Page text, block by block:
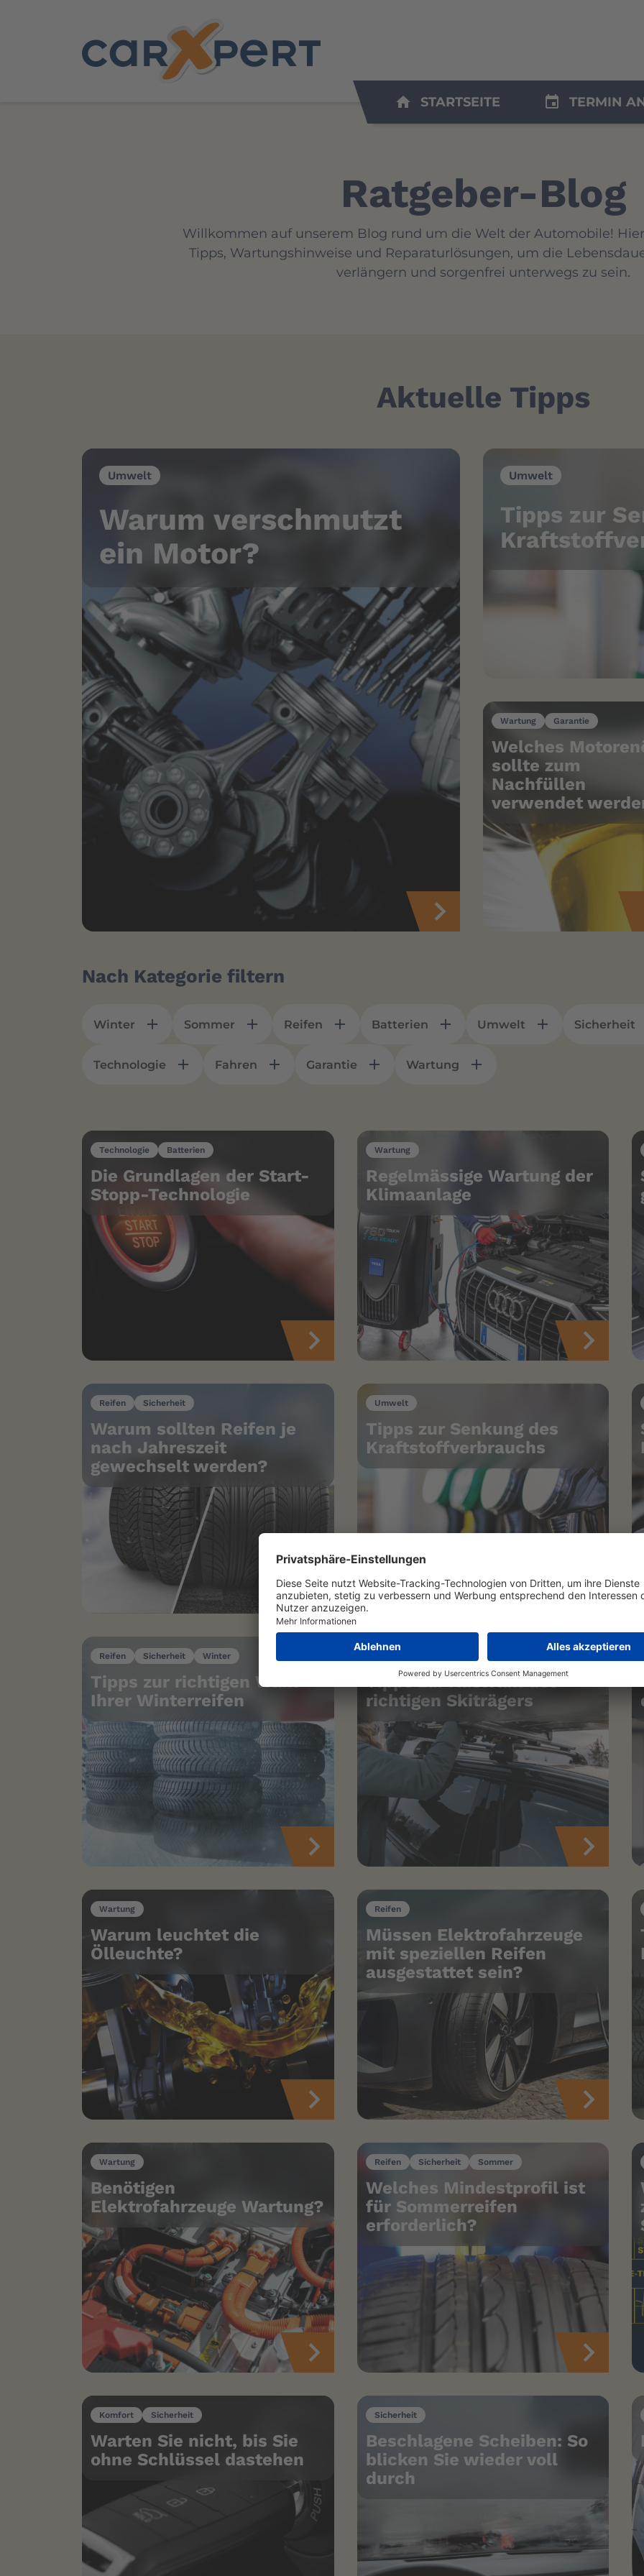
home STARTSEITE insert_invitation TERMIN
Ratgeber-Blog
Willkommen auf unserem Blog rund um die Welt der Automobile!
Tipps, Wartungshinweise und Reparaturlösungen, um die
verlängern und sorgenfrei unterwegs zu sein.
Aktuelle Tipps
Umwelt
Warum verschmutzt
ein Motor?
Umwelt
Tipps zur
Wartung Garantie
Welches
sollte zum
Nachfüllen
verwendet
Nach Kategorie filtern
Winter Sommer Reifen Batterien Umwelt Sicherheit
Technologie Fahren Garantie Wartung
Technologie Batterien
Die Grundlagen der Start-
Stopp-Technologie
Wartung
Regelmässige Wartung der
Klimaanlage
Reifen Sicherheit
Warum sollten Reifen je
nach Jahreszeit
gewechselt werden?
Umwelt
Tipps zur Senkung des
Kraftstoffverbrauchs
Reifen Sicherheit Winter
Tipps zur richtigen Wahl
Ihrer Winterreifen
Tipps zur Auswahl des
richtigen Skiträgers
Wartung
Warum leuchtet die
Ölleuchte?
Reifen
Müssen Elektrofahrzeuge
mit speziellen Reifen
ausgestattet sein?
Wartung
Benötigen
Elektrofahrzeuge Wartung?
Reifen Sicherheit Sommer
Welches Mindestprofil ist
für Sommerreifen
erforderlich?
Komfort Sicherheit
Warten Sie nicht, bis Sie
ohne Schlüssel dastehen
Sicherheit
Beschlagene Scheiben: So
blicken Sie wieder voll
durch